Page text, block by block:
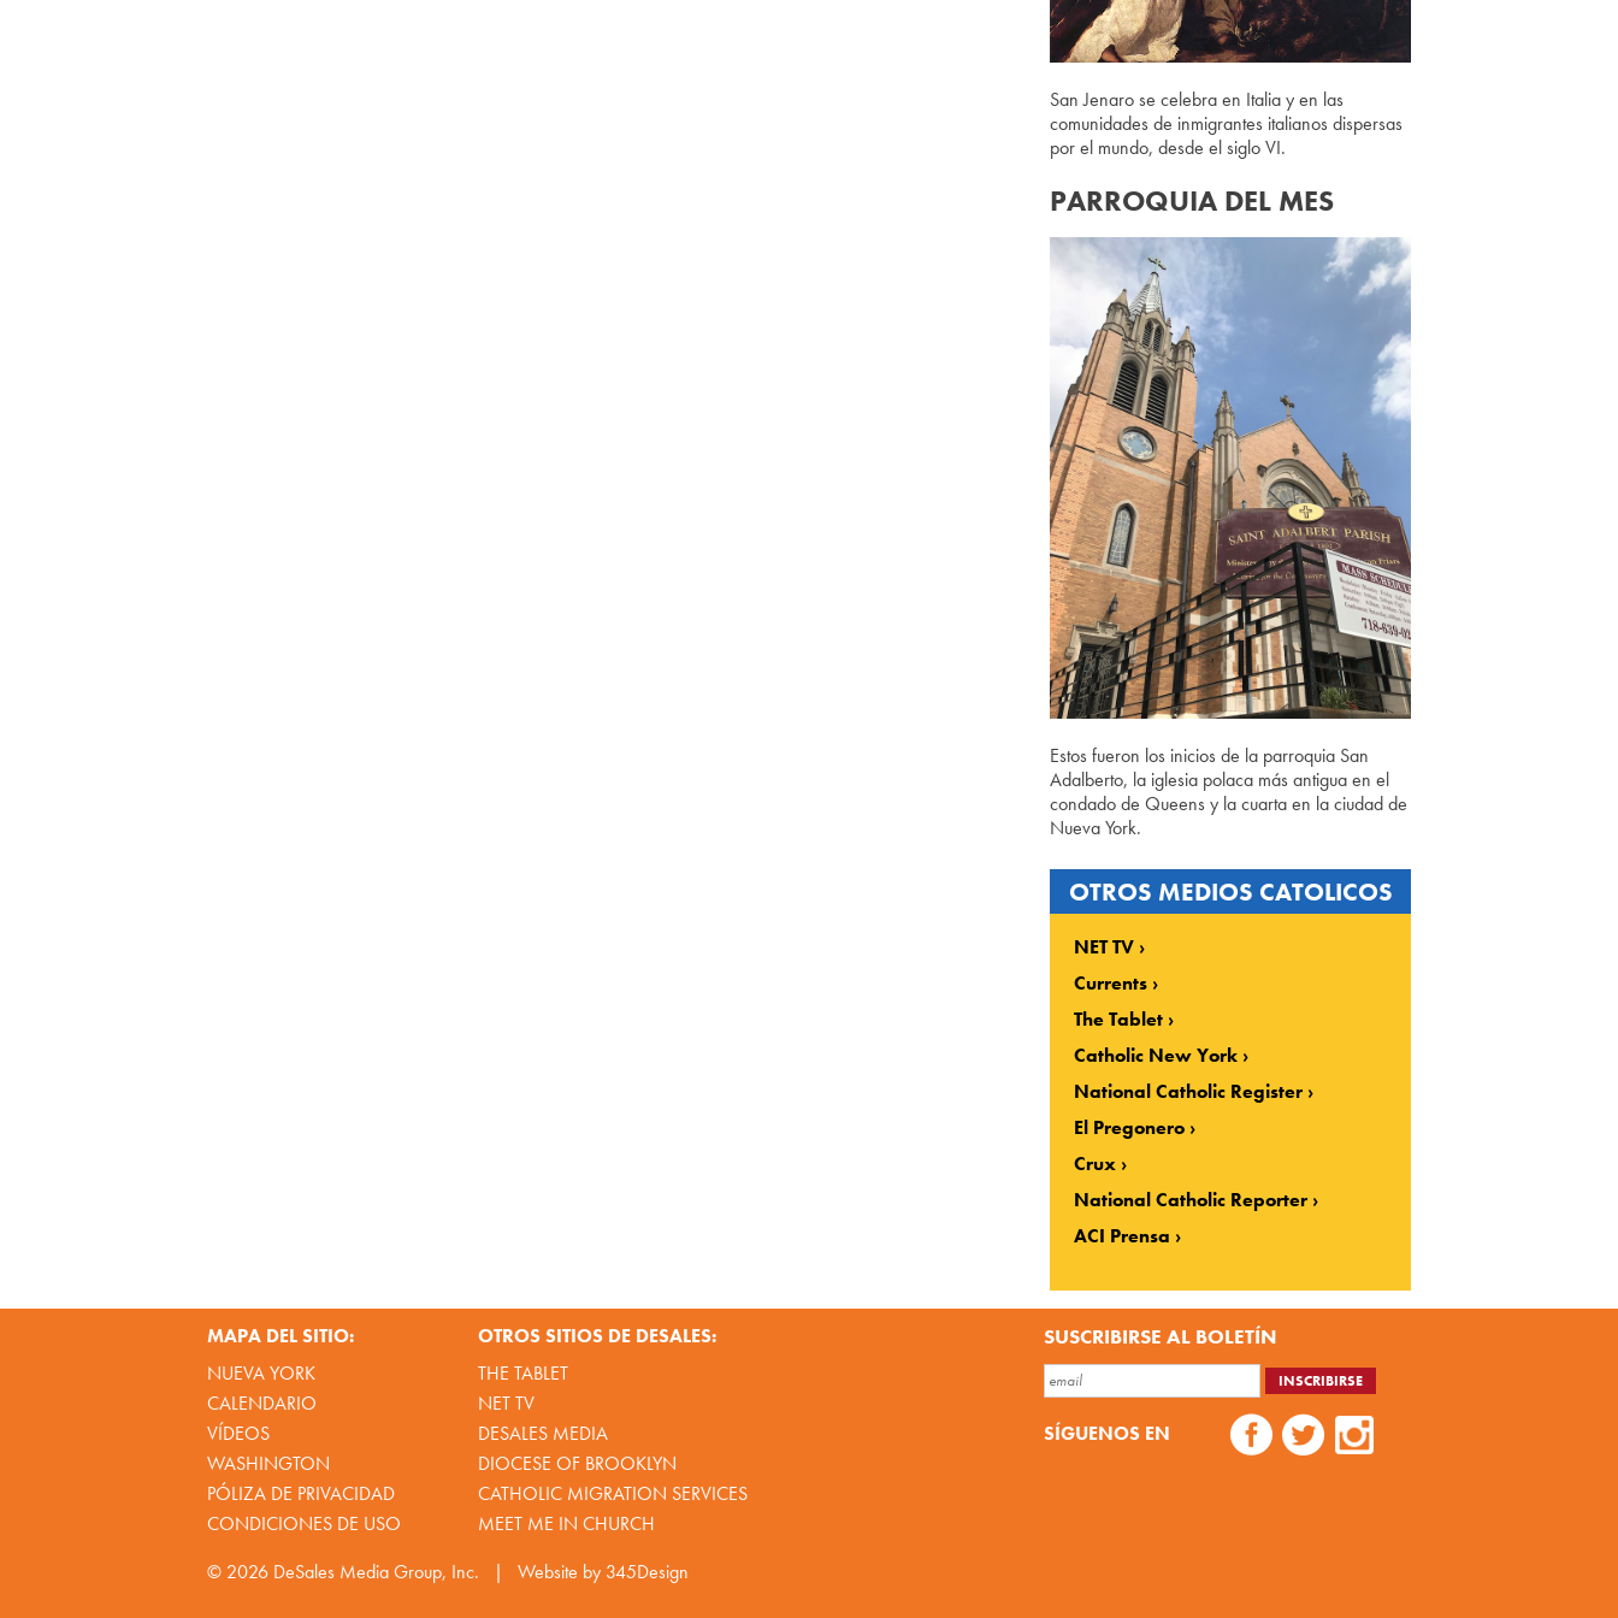
San Jenaro se celebra en Italia y en las
comunidades de inmigrantes italianos dispersas
por el mundo, desde el siglo VI.
PARROQUIA DEL MES
Estos fueron los inicios de la parroquia San
Adalberto, la iglesia polaca más antigua en el
condado de Queens y la cuarta en la ciudad de
Nueva York.
OTROS MEDIOS CATOLICOS
NET TV
Currents
The Tablet
Catholic New York
National Catholic Register
El Pregonero
Crux
National Catholic Reporter
ACI Prensa
MAPA DEL SITIO:
NUEVA YORK
CALENDARIO
VÍDEOS
WASHINGTON
PÓLIZA DE PRIVACIDAD
CONDICIONES DE USO
OTROS SITIOS DE DESALES:
THE TABLET
NET TV
DESALES MEDIA
DIOCESE OF BROOKLYN
CATHOLIC MIGRATION SERVICES
MEET ME IN CHURCH
SUSCRIBIRSE AL BOLETÍN
SÍGUENOS EN
© 2026 DeSales Media Group, Inc. | Website by 345Design